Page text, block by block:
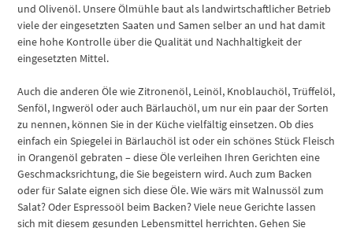
und Olivenöl. Unsere Ölmühle baut als landwirtschaftlicher Betrieb
viele der eingesetzten Saaten und Samen selber an und hat damit
eine hohe Kontrolle über die Qualität und Nachhaltigkeit der
eingesetzten Mittel.
Auch die anderen Öle wie Zitronenöl, Leinöl, Knoblauchöl, Trüffelöl,
Senföl, Ingweröl oder auch Bärlauchöl, um nur ein paar der Sorten
zu nennen, können Sie in der Küche vielfältig einsetzen. Ob dies
einfach ein Spiegelei in Bärlauchöl ist oder ein schönes Stück Fleisch
in Orangenöl gebraten – diese Öle verleihen Ihren Gerichten eine
Geschmacksrichtung, die Sie begeistern wird. Auch zum Backen
oder für Salate eignen sich diese Öle. Wie wärs mit Walnussöl zum
Salat? Oder Espressoöl beim Backen? Viele neue Gerichte lassen
sich mit diesem gesunden Lebensmittel herrichten. Gehen Sie